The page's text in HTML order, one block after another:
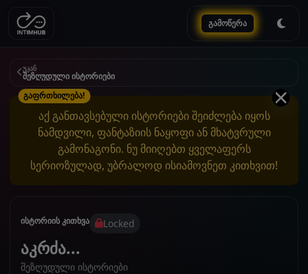
გამოწერა
უკან
შეზღუდული ისტორიები
გაფრთხილება!
აქ განთავსებული ისტორიები შეიძლება იყოს
ნამდვილი, ფანტაზიის ნაყოფი ან მხატვრული
გამონაგონი. ნუ მიიღებთ ყველაფერს
სერიოზულად, უბრალოდ ისიამოვნეთ კითხვით!
ისტორიის კითხვა Locked
აკრძა...
შეზღუდული ისტორიები